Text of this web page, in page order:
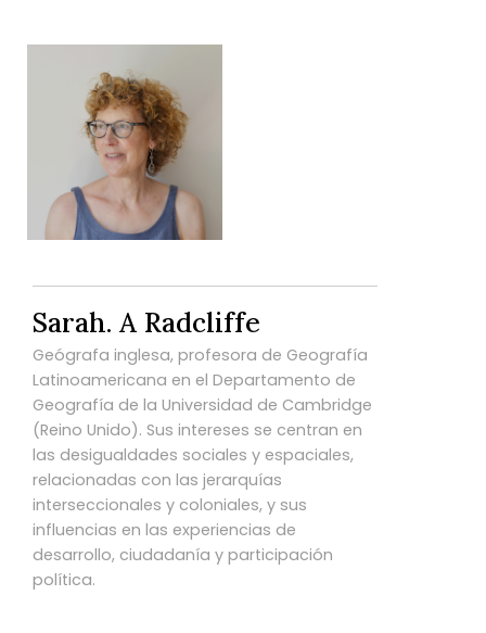
Sarah. A Radcliffe
Geógrafa inglesa, profesora de Geografía
Latinoamericana en el Departamento de
Geografía de la Universidad de Cambridge
(Reino Unido). Sus intereses se centran en
las desigualdades sociales y espaciales,
relacionadas con las jerarquías
interseccionales y coloniales, y sus
influencias en las experiencias de
desarrollo, ciudadanía y participación
política.